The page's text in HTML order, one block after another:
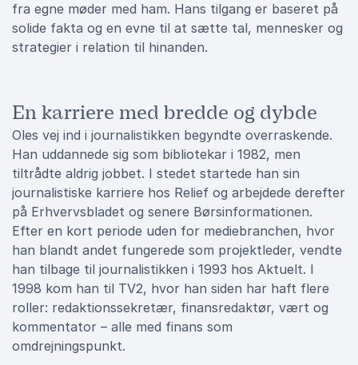
fra egne møder med ham. Hans tilgang er baseret på
solide fakta og en evne til at sætte tal, mennesker og
strategier i relation til hinanden.
En karriere med bredde og dybde
Oles vej ind i journalistikken begyndte overraskende.
Han uddannede sig som bibliotekar i 1982, men
tiltrådte aldrig jobbet. I stedet startede han sin
journalistiske karriere hos Relief og arbejdede derefter
på Erhvervsbladet og senere Børsinformationen.
Efter en kort periode uden for mediebranchen, hvor
han blandt andet fungerede som projektleder, vendte
han tilbage til journalistikken i 1993 hos Aktuelt. I
1998 kom han til TV2, hvor han siden har haft flere
roller: redaktionssekretær, finansredaktør, vært og
kommentator – alle med finans som
omdrejningspunkt.